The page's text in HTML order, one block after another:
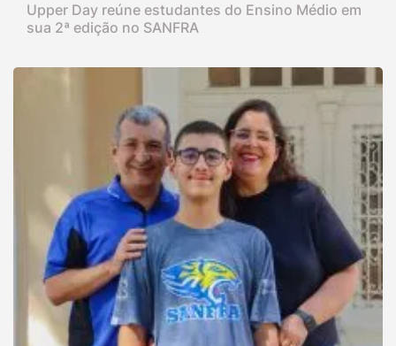
Upper Day reúne estudantes do Ensino Médio em
sua 2ª edição no SANFRA